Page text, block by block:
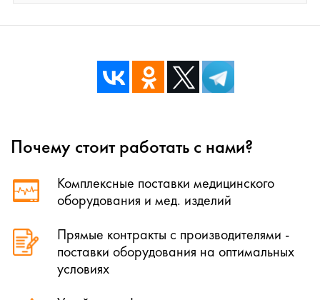
Почему стоит работать с нами?
Комплексные поставки медицинского
оборудования и мед. изделий
Прямые контракты с производителями -
поставки оборудования на оптимальных
условиях